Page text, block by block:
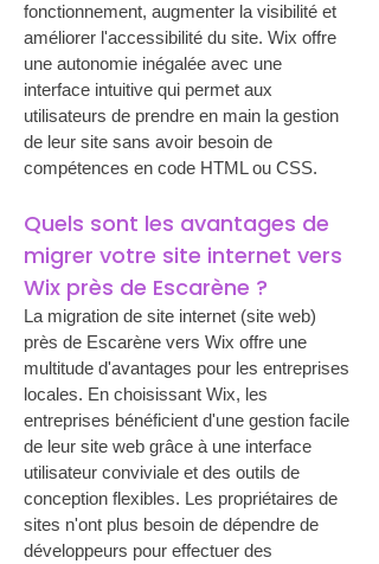
fonctionnement, augmenter la visibilité et
améliorer l'accessibilité du site. Wix offre
une autonomie inégalée avec une
interface intuitive qui permet aux
utilisateurs de prendre en main la gestion
de leur site sans avoir besoin de
compétences en code HTML ou CSS.
Quels sont les avantages de
migrer votre site internet vers
Wix près de Escarène ?
La migration de site internet (site web)
près de Escarène vers Wix offre une
multitude d'avantages pour les entreprises
locales. En choisissant Wix, les
entreprises bénéficient d'une gestion facile
de leur site web grâce à une interface
utilisateur conviviale et des outils de
conception flexibles. Les propriétaires de
sites n'ont plus besoin de dépendre de
développeurs pour effectuer des